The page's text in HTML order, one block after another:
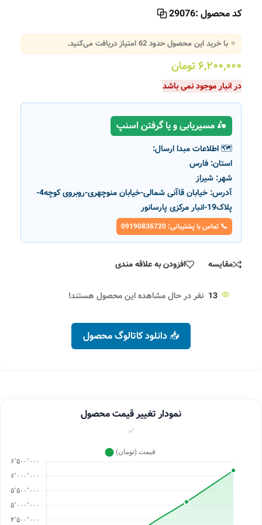
کد محصول :29076
⭐ با خرید این محصول حدود62امتیاز دریافت می‌کنید.
۶,۲۰۰,۰۰۰تومان
در انبار موجود نمی باشد
🛵 مسیریابی و یا گرفتن اسنپ
🗺️ اطلاعات مبدا ارسال:
استان: فارس
شهر: شیراز
آدرس:
خیابان قاآنی شمالی-خیابان منوچهری-روبروی کوچه4-
پلاک19-انبار مرکزی پارسانور
📞 تماس با پشتیبانی: 09190836720
مقایسه افزودن به علاقه مندی
13 نفر در حال مشاهده این محصول هستند!
📥 دانلود کاتالوگ محصول
نمودار تغییر قیمت محصول
✅